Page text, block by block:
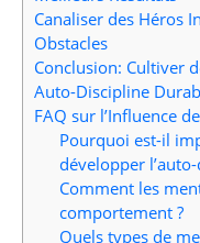
Canaliser des Héros
Obstacles
Conclusion: Cultiver
Auto-Discipline
FAQ sur l’Influence
Pourquoi est-il
développer
Comment les
comportement ?
Quels types de